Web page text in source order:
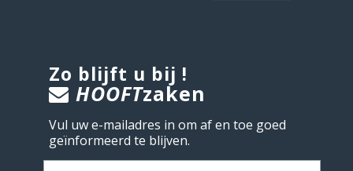
Zo blijft u bij !
HOOFTzaken
Vul uw e-mailadres in om af en toe goed
geïnformeerd te blijven.